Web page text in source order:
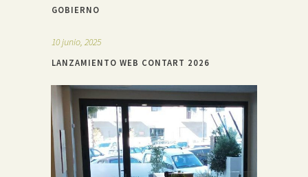
GOBIERNO
10 junio, 2025
LANZAMIENTO WEB CONTART 2026